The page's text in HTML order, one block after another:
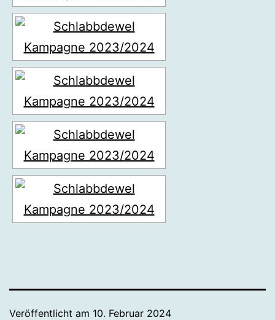
Veröffentlicht am 10. Februar 2024